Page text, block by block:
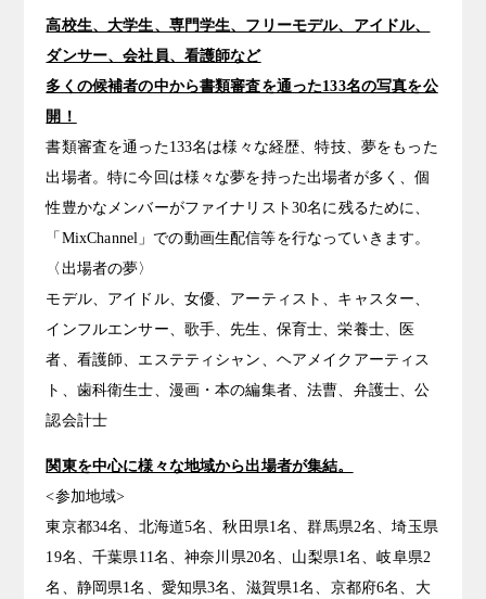
高校生、大学生、専門学生、フリーモデル、アイドル、
ダンサー、会社員、看護師など
多くの候補者の中から書類審査を通った133名の写真を公
開！
書類審査を通った133名は様々な経歴、特技、夢をもった
出場者。特に今回は様々な夢を持った出場者が多く、個
性豊かなメンバーがファイナリスト30名に残るために、
「MixChannel」での動画生配信等を行なっていきます。
〈出場者の夢〉
モデル、アイドル、女優、アーティスト、キャスター、
インフルエンサー、歌手、先生、保育士、栄養士、医
者、看護師、エステティシャン、ヘアメイクアーティス
ト、歯科衛生士、漫画・本の編集者、法曹、弁護士、公
認会計士
関東を中心に様々な地域から出場者が集結。
<参加地域>
東京都34名、北海道5名、秋田県1名、群馬県2名、埼玉県
19名、千葉県11名、神奈川県20名、山梨県1名、岐阜県2
名、静岡県1名、愛知県3名、滋賀県1名、京都府6名、大